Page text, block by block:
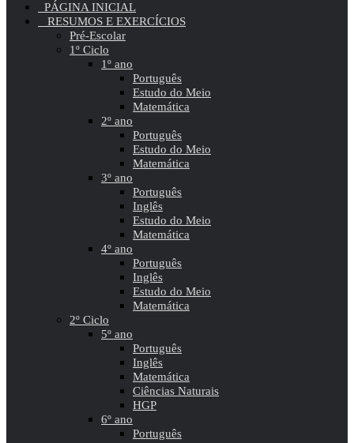
PÁGINA INICIAL
RESUMOS E EXERCÍCIOS
Pré-Escolar
1º Ciclo
1º ano
Português
Estudo do Meio
Matemática
2º ano
Português
Estudo do Meio
Matemática
3º ano
Português
Inglês
Estudo do Meio
Matemática
4º ano
Português
Inglês
Estudo do Meio
Matemática
2º Ciclo
5º ano
Português
Inglês
Matemática
Ciências Naturais
HGP
6º ano
Português